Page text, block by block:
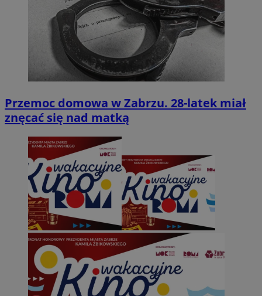
Przemoc domowa w Zabrzu. 28-latek miał
znęcać się nad matką